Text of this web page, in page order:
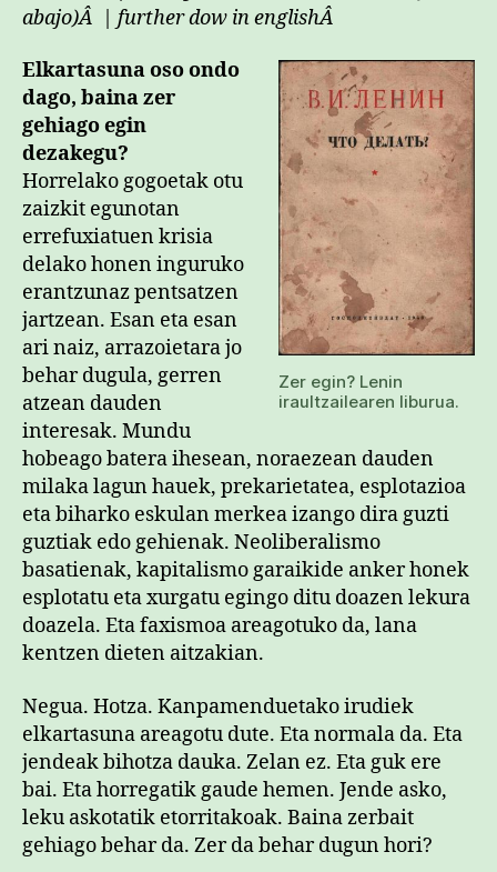
abajo)Â | further dow in englishÂ
Zer egin? Lenin
iraultzailearen liburua.
Elkartasuna oso ondo
dago, baina zer
gehiago egin
dezakegu?
Horrelako gogoetak otu
zaizkit egunotan
errefuxiatuen krisia
delako honen inguruko
erantzunaz pentsatzen
jartzean. Esan eta esan
ari naiz, arrazoietara jo
behar dugula, gerren
atzean dauden
interesak. Mundu
hobeago batera ihesean, noraezean dauden
milaka lagun hauek, prekarietatea, esplotazioa
eta biharko eskulan merkea izango dira guzti
guztiak edo gehienak. Neoliberalismo
basatienak, kapitalismo garaikide anker honek
esplotatu eta xurgatu egingo ditu doazen lekura
doazela. Eta faxismoa areagotuko da, lana
kentzen dieten aitzakian.
Negua. Hotza. Kanpamenduetako irudiek
elkartasuna areagotu dute. Eta normala da. Eta
jendeak bihotza dauka. Zelan ez. Eta guk ere
bai. Eta horregatik gaude hemen. Jende asko,
leku askotatik etorritakoak. Baina zerbait
gehiago behar da. Zer da behar dugun hori?